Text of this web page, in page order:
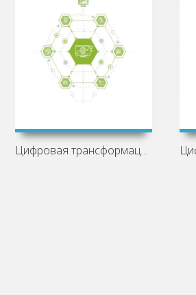
Цифровая трансформация документа и